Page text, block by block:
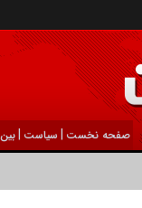
صفحه نخست | سیاست |